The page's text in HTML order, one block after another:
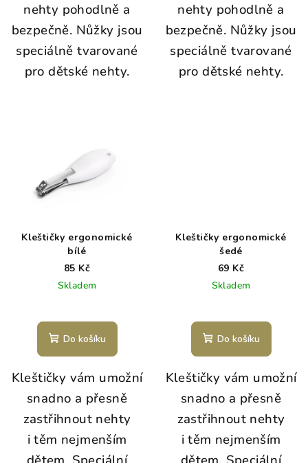
nehty pohodlně a
bezpečně. Nůžky jsou
speciálně tvarované
pro dětské nehty.
nehty pohodlně a
bezpečně. Nůžky jsou
speciálně tvarované
pro dětské nehty.
Kleštičky ergonomické
bílé
85 Kč
Skladem
Do košíku
Kleštičky vám umožní
snadno a přesně
zastřihnout nehty
i těm nejmenším
Kleštičky ergonomické
šedé
69 Kč
Skladem
Do košíku
Kleštičky vám umožní
snadno a přesně
zastřihnout nehty
i těm nejmenším